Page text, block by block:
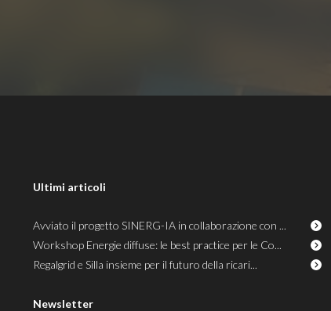
Ultimi articoli
Avviato il progetto SINERG-IA in collaborazione con ...
Workshop Energie diffuse: le best practice per le Co...
Regalgrid e Silla insieme per il futuro della ricari...
Newsletter